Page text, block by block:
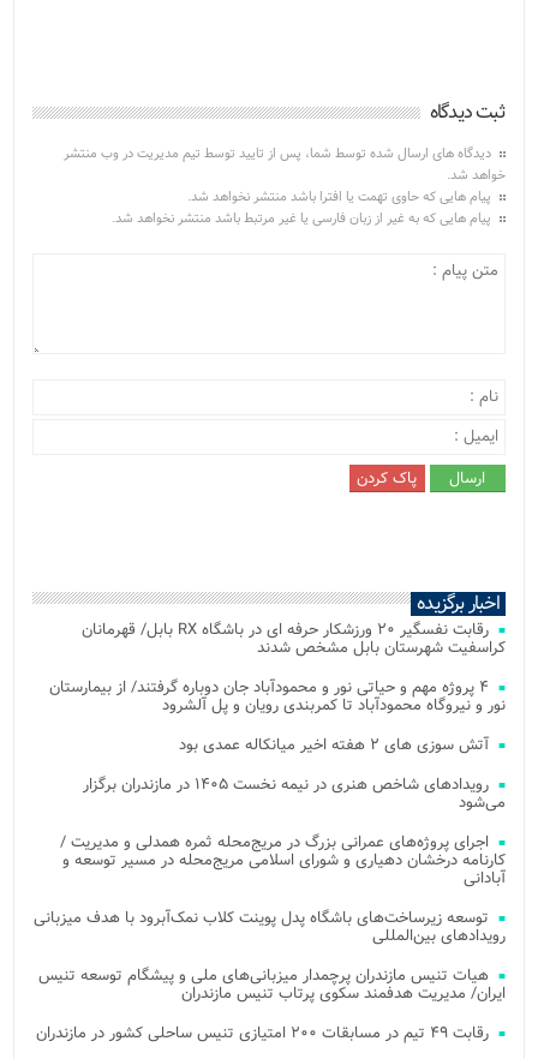
ثبت دیدگاه
دیدگاه های ارسال شده توسط شما، پس از تایید توسط تیم مدیریت در وب منتشر
خواهد شد.
پیام هایی که حاوی تهمت یا افترا باشد منتشر نخواهد شد.
پیام هایی که به غیر از زبان فارسی یا غیر مرتبط باشد منتشر نخواهد شد.
اخبار برگزیده
رقابت نفسگیر ۲۰ ورزشکار حرفه ای در باشگاه RX بابل/ قهرمانان
کراسفیت شهرستان بابل مشخص شدند
۴ پروژه مهم و حیاتی نور و محمودآباد جان دوباره گرفتند/ از بیمارستان
نور و نیروگاه محمودآباد تا کمربندی رویان و پل آلشرود
آتش‌ سوزی‌ های ۲ هفته اخیر میانکاله عمدی بود
رویدادهای شاخص هنری در نیمه نخست ۱۴۰۵ در مازندران برگزار
می‌شود
اجرای پروژه‌های عمرانی بزرگ در مریج‌محله ثمره همدلی و مدیریت /
کارنامه درخشان دهیاری و شورای اسلامی مریج‌محله در مسیر توسعه و
آبادانی
توسعه زیرساخت‌های باشگاه پدل پوینت کلاب نمک‌آبرود با هدف میزبانی
رویدادهای بین‌المللی
هیات تنیس مازندران پرچمدار میزبانی‌های ملی و پیشگام توسعه تنیس
ایران/ مدیریت هدفمند سکوی پرتاب تنیس مازندران
رقابت ۴۹ تیم در مسابقات ۲۰۰ امتیازی تنیس ساحلی کشور در مازندران